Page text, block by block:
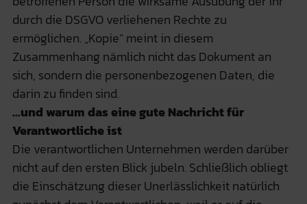
durch die DSGVO verliehenen Rechte zu
ermöglichen. „Kopie“ meint in diesem
Zusammenhang nämlich nicht das Dokument an
sich, sondern die personenbezogenen Daten, die
darin zu finden sind.
...und warum das eine gute Nachricht für
Verantwortliche ist
Die verantwortlichen Unternehmen werden darüber
nicht auf den ersten Blick jubeln. Schließlich obliegt
die Einschätzung dieser Unerlässlichkeit natürlich